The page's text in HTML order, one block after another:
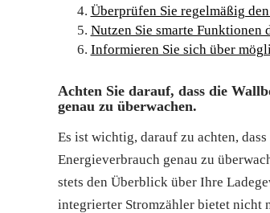
Überprüfen Sie regelmäßig
Nutzen Sie smarte Funktionen
Informieren Sie sich über
Achten Sie darauf, dass die
genau zu überwachen.
Es ist wichtig, darauf zu achten,
Energieverbrauch genau zu
stets den Überblick über Ihre
integrierter Stromzähler bietet nicht